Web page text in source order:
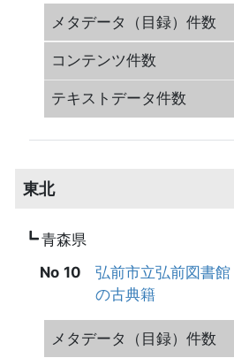
東北
青森県
弘前市立弘前図書
の古典籍
10